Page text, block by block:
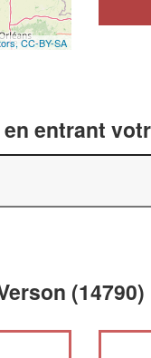
CC-BY-SA
entrant
(14790)